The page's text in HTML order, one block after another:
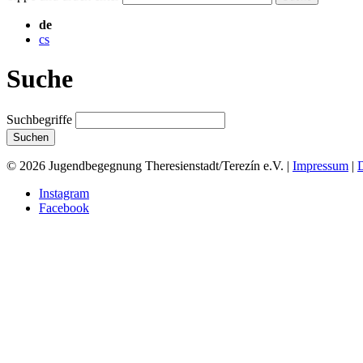
de
cs
Suche
Suchbegriffe
Suchen
© 2026 Jugendbegegnung Theresienstadt/Terezín e.V. | Impressum |
Instagram
Facebook